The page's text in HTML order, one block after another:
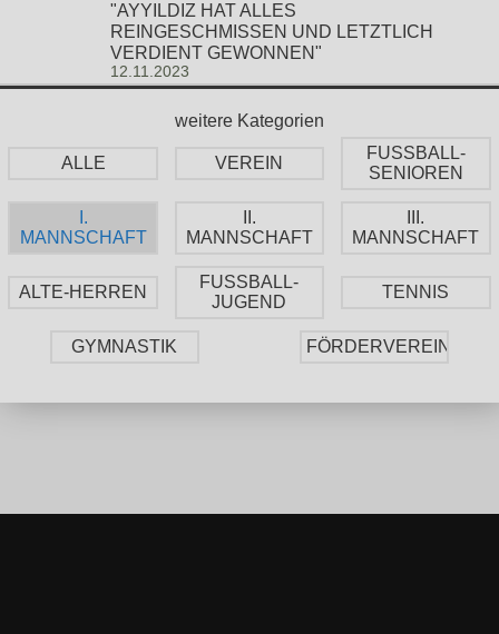
"AYYILDIZ HAT ALLES
REINGESCHMISSEN UND LETZTLICH
VERDIENT GEWONNEN"
12.11.2023
weitere Kategorien
ALLE VEREIN
FUSSBALL-
SENIOREN
I.
MANNSCHAFT
II.
MANNSCHAFT
III.
MANNSCHAFT
ALTE-HERREN
FUSSBALL-
JUGEND
TENNIS
GYMNASTIK FÖRDERVEREIN